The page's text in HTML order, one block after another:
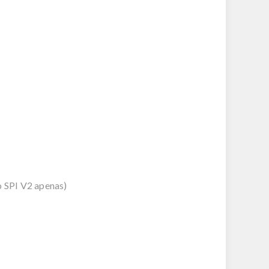
V2 apenas)